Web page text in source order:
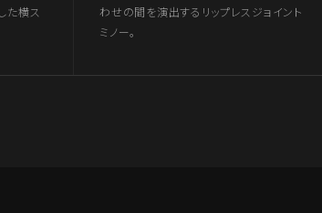
た横ス
わせの間を演出するリップレスジョイント
ミノー。